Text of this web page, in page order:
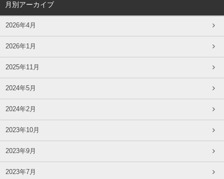
月別アーカイブ
2026年4月
2026年1月
2025年11月
2024年5月
2024年2月
2023年10月
2023年9月
2023年7月